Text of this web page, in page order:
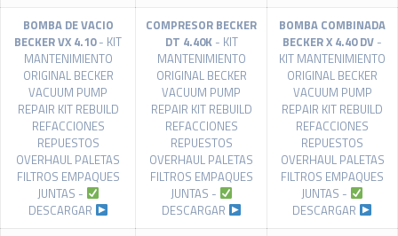
BOMBA DE VACIO
BECKER VX 4.10- KIT
MANTENIMIENTO
ORIGINAL BECKER
VACUUM PUMP
REPAIR KIT REBUILD
REFACCIONES
REPUESTOS
OVERHAUL PALETAS
FILTROS EMPAQUES
JUNTAS -
DESCARGAR
COMPRESOR BECKER
DT 4.40K- KIT
MANTENIMIENTO
ORIGINAL BECKER
VACUUM PUMP
REPAIR KIT REBUILD
REFACCIONES
REPUESTOS
OVERHAUL PALETAS
FILTROS EMPAQUES
JUNTAS -
DESCARGAR
BOMBA COMBINADA
BECKER X 4.40 DV -
KIT MANTENIMIENTO
ORIGINAL BECKER
VACUUM PUMP
REPAIR KIT REBUILD
REFACCIONES
REPUESTOS
OVERHAUL PALETAS
FILTROS EMPAQUES
JUNTAS -
DESCARGAR